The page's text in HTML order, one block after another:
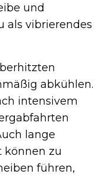
und
als vibrierendes
abkühlen.
intensivem
lange
können zu
führen,